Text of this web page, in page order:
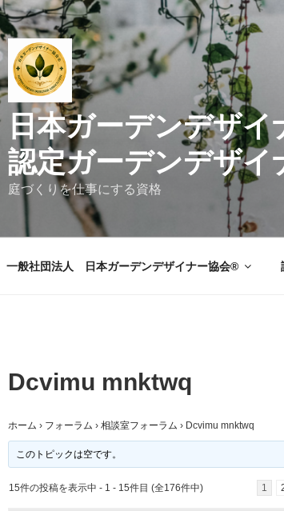
日本ガー
認定ガーデンデザイ
庭づくりを仕事にする資格
一般社団法人 日本ガーデンデザイナー協会®
Dcvimu mnktwq
ホーム › フォーラム › 相談室フォーラム › Dcvimu mnktwq
このトピックは空です。
15件の投稿を表示中 - 1 - 15件目 (全176件中) 1